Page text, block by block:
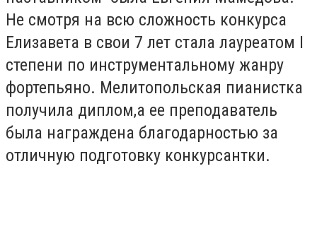
Не смотря на всю сложность конкурса
Елизавета в свои 7 лет стала лауреатом I
степени по инструментальному жанру
фортепьяно. Мелитопольская пианистка
получила диплом,а ее преподаватель
была награждена благодарностью за
отличную подготовку конкурсантки.